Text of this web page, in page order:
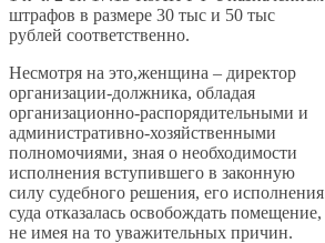
штрафов в размере 30 тыс и 50 тыс
рублей соответственно.
Несмотря на это,женщина – директор
организации-должника, обладая
организационно-распорядительными и
административно-хозяйственными
полномочиями, зная о необходимости
исполнения вступившего в законную
силу судебного решения, его исполнения
суда отказалась освобождать помещение,
не имея на то уважительных причин.